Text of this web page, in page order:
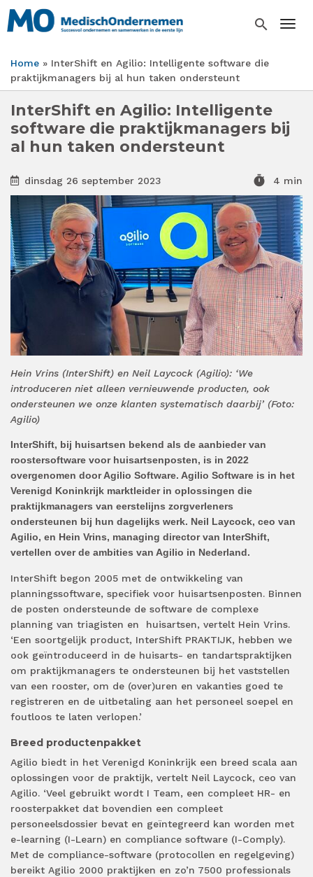
Overslaan
en
inhoud
gaan
search
Kruimelpad
Home
InterShift en Agilio: Intelligente software die
praktijkmanagers bij al hun taken ondersteunt
InterShift en Agilio: Intelligente
software die praktijkmanagers bij
al hun taken ondersteunt
dinsdag 26 september 2023 timer 4 min
Hein Vrins (InterShift) en Neil Laycock (Agilio): ‘We
introduceren niet alleen vernieuwende producten, ook
ondersteunen we onze klanten systematisch daarbij’ (Foto:
Agilio)
InterShift, bij huisartsen bekend als de aanbieder van
roostersoftware voor huisartsenposten, is in 2022
overgenomen door Agilio Software. Agilio Software is in het
Verenigd Koninkrijk marktleider in oplossingen die
praktijkmanagers van eerstelijns zorgverleners
ondersteunen bij hun dagelijks werk. Neil Laycock, ceo van
Agilio, en Hein Vrins, managing director van InterShift,
vertellen over de ambities van Agilio in Nederland.
InterShift begon 2005 met de ontwikkeling van
planningssoftware, specifiek voor huisartsenposten. Binnen
de posten ondersteunde de software de complexe
planning van triagisten en huisartsen, vertelt Hein Vrins.
‘Een soortgelijk product, InterShift PRAKTIJK, hebben we
ook geïntroduceerd in de huisarts- en tandartspraktijken
om praktijkmanagers te ondersteunen bij het vaststellen
van een rooster, om de (over)uren en vakanties goed te
registreren en de uitbetaling aan het personeel soepel en
foutloos te laten verlopen.’
Breed productenpakket
Agilio biedt in het Verenigd Koninkrijk een breed scala aan
oplossingen voor de praktijk, vertelt Neil Laycock, ceo van
Agilio. ‘Veel gebruikt wordt I Team, een compleet HR- en
roosterpakket dat bovendien een compleet
personeelsdossier bevat en geïntegreerd kan worden met
e-learning (I-Learn) en compliance software (I-Comply).
Met de compliance-software (protocollen en regelgeving)
bereikt Agilio 2000 praktijken en zo’n 7500 professionals